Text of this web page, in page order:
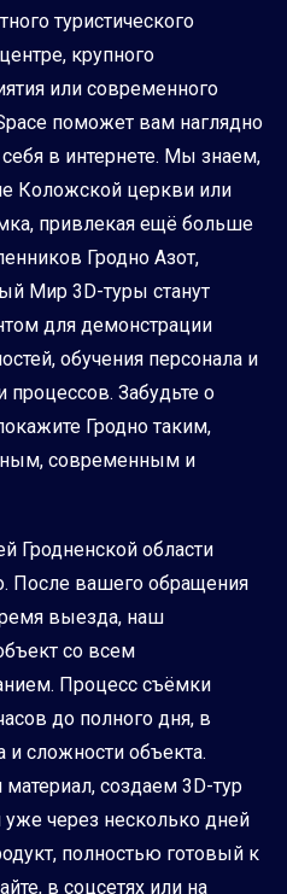
туристического
крупного
или современного
поможет вам наглядно
в интернете. Мы знаем,
Коложской церкви или
привлекая ещё больше
Гродно Азот,
Мир 3D-туры станут
для демонстрации
обучения персонала и
Забудьте о
Гродно таким,
современным и
Гродненской области
После вашего обращения
выезда, наш
со всем
Процесс съёмки
до полного дня, в
и сложности объекта.
создаем 3D-тур
через несколько дней
полностью готовый к
в соцсетях или на